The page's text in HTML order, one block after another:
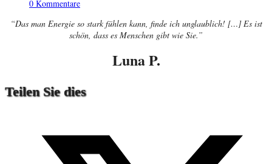
0 Kommentare
“Das man Energie so stark fühlen kann, finde ich unglaublich! […] Es ist
schön, dass es Menschen gibt wie Sie.”
Luna P.
Teilen Sie dies